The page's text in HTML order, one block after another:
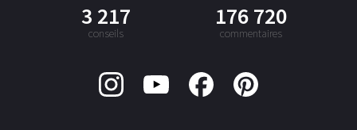
3 217
conseils
176 720
commentaires